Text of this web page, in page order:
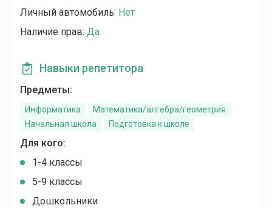
Личный автомобиль: Нет
Наличие прав: Да
Навыки репетитора
Предметы:
Информатика
Математика/алгебра/геометрия
Начальная школа
Подготовка к школе
Для кого:
1-4 классы
5-9 классы
Дошкольники